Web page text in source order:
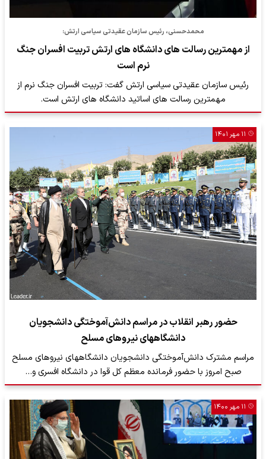
محمدحسنی، رئیس سازمان عقیدتی سیاسی ارتش:
از مهمترین رسالت های دانشگاه های ارتش تربیت افسران جنگ
نرم است
رئیس سازمان عقیدتی سیاسی ارتش گفت: تربیت افسران جنگ نرم از
مهمترین رسالت های اساتید دانشگاه های ارتش است.
۱۱ مهر ۱۴۰۱
حضور رهبر انقلاب در مراسم دانش‌آموختگی دانشجویان
دانشگاههای نیروهای مسلح
مراسم مشترک دانش‌آموختگی دانشجویان دانشگاههای نیروهای مسلح
صبح امروز با حضور فرمانده معظم کل قوا در دانشگاه افسری و…
۱۱ مهر ۱۴۰۰